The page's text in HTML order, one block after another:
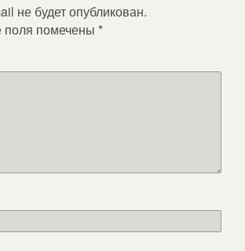
не будет опубликован.
поля помечены *